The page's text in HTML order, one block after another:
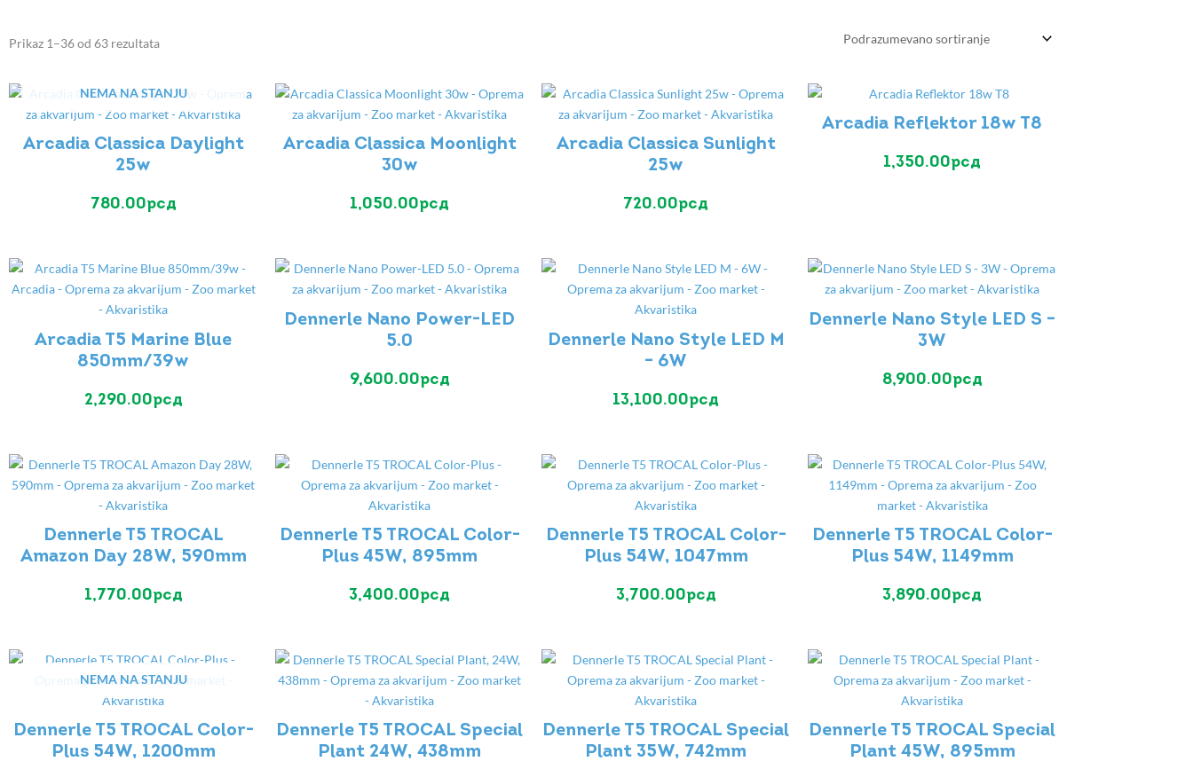
Prikaz 1–36 od 63 rezultata
NEMA NA STANJU
Arcadia Classica Daylight
25w
780.00рсд
Arcadia Classica Moonlight
30w
1,050.00рсд
Arcadia Classica Sunlight
25w
720.00рсд
Arcadia Reflektor 18w T8
1,350.00рсд
Arcadia T5 Marine Blue
850mm/39w
2,290.00рсд
Dennerle Nano Power-LED
5.0
9,600.00рсд
Dennerle Nano Style LED M
– 6W
13,100.00рсд
Dennerle Nano Style LED S –
3W
8,900.00рсд
Dennerle T5 TROCAL
Amazon Day 28W, 590mm
1,770.00рсд
Dennerle T5 TROCAL Color-
Plus 45W, 895mm
3,400.00рсд
Dennerle T5 TROCAL Color-
Plus 54W, 1047mm
3,700.00рсд
Dennerle T5 TROCAL Color-
Plus 54W, 1149mm
3,890.00рсд
NEMA NA STANJU
Dennerle T5 TROCAL Color-
Plus 54W, 1200mm
Dennerle T5 TROCAL Special
Plant 24W, 438mm
Dennerle T5 TROCAL Special
Plant 35W, 742mm
Dennerle T5 TROCAL Special
Plant 45W, 895mm